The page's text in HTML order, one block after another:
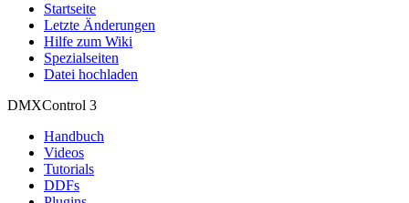
Startseite
Letzte Änderungen
Hilfe zum Wiki
Spezialseiten
Datei hochladen
DMXControl 3
Handbuch
Videos
Tutorials
DDFs